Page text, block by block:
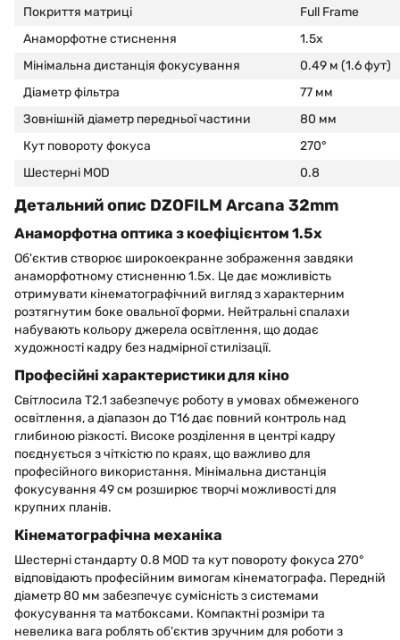
Покриття матриці
Full Frame
Анаморфотне стиснення
1.5x
Мінімальна дистанція фокусування
0.49 м (1.6 фут)
Діаметр фільтра
77 мм
Зовнішній діаметр передньої частини
80 мм
Кут повороту фокуса
270°
Шестерні MOD
0.8
Детальний опис DZOFILM Arcana 32mm
Анаморфотна оптика з коефіцієнтом 1.5x
Об'єктив створює широкоекранне зображення завдяки
анаморфотному стисненню 1.5x. Це дає можливість
отримувати кінематографічний вигляд з характерним
розтягнутим боке овальної форми. Нейтральні спалахи
набувають кольору джерела освітлення, що додає
художності кадру без надмірної стилізації.
Професійні характеристики для кіно
Світлосила T2.1 забезпечує роботу в умовах обмеженого
освітлення, а діапазон до T16 дає повний контроль над
глибиною різкості. Високе розділення в центрі кадру
поєднується з чіткістю по краях, що важливо для
професійного використання. Мінімальна дистанція
фокусування 49 см розширює творчі можливості для
крупних планів.
Кінематографічна механіка
Шестерні стандарту 0.8 MOD та кут повороту фокуса 270°
відповідають професійним вимогам кінематографа. Передній
діаметр 80 мм забезпечує сумісність з системами
фокусування та матбоксами. Компактні розміри та
невелика вага роблять об'єктив зручним для роботи з